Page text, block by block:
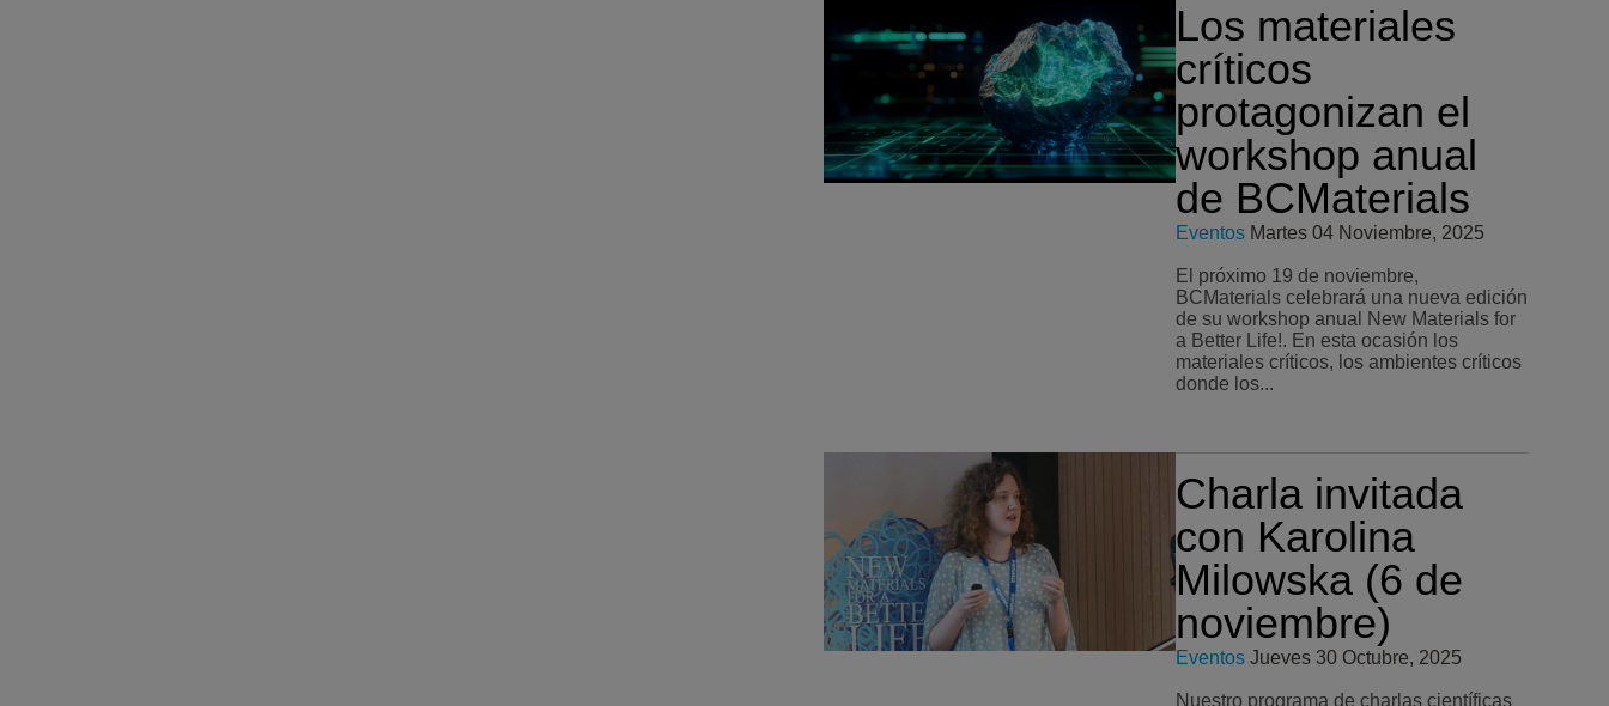
Los materiales
críticos
protagonizan el
workshop anual
de BCMaterials
Eventos Martes 04 Noviembre, 2025
El próximo 19 de noviembre,
BCMaterials celebrará una nueva edición
de su workshop anual New Materials for
a Better Life!. En esta ocasión los
materiales críticos, los ambientes críticos
donde los...
Charla invitada
con Karolina
Milowska (6 de
noviembre)
Eventos Jueves 30 Octubre, 2025
Nuestro programa de charlas científicas